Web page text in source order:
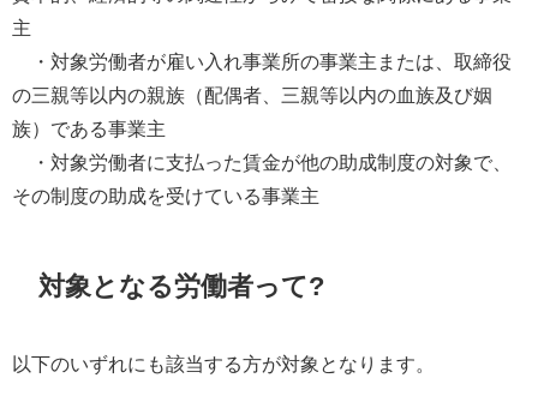
主
・対象労働者が雇い入れ事業所の事業主または、取締役
の三親等以内の親族（配偶者、三親等以内の血族及び姻
族）である事業主
・対象労働者に支払った賃金が他の助成制度の対象で、
その制度の助成を受けている事業主
対象となる労働者って?
以下のいずれにも該当する方が対象となります。